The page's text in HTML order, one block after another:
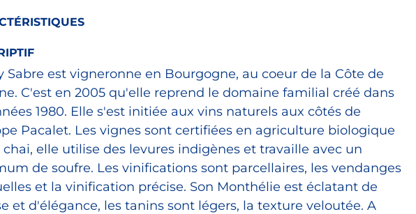
Sabre est vigneronne en Bourgogne, au coeur de la Côte de
C'est en 2005 qu'elle reprend le domaine familial créé dans
1980. Elle s'est initiée aux vins naturels aux côtés de
Pacalet. Les vignes sont certifiées en agriculture biologique
chai, elle utilise des levures indigènes et travaille avec un
de soufre. Les vinifications sont parcellaires, les vendanges
et la vinification précise. Son Monthélie est éclatant de
et d'élégance, les tanins sont légers, la texture veloutée. A